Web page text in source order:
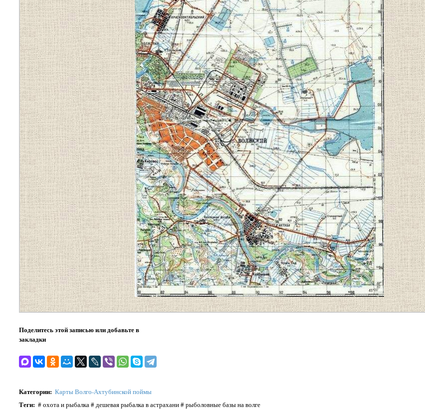
Поделитесь этой записью или добавьте в
закладки
Категории: Карты Волго-Ахтубинской поймы
Теги: # охота и рыбалка # дешевая рыбалка в астрахани # рыболовные базы на волге